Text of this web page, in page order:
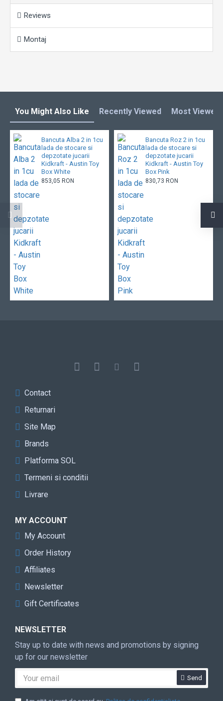
Reviews
Montaj
You Might Also Like Recently Viewed Most Viewed
Bancuta Alba 2 in 1cu
lada de stocare si
depzotate jucarii
Kidkraft - Austin Toy
Box White
853,05 RON
Bancuta Roz 2 in 1cu
lada de stocare si
depzotate jucarii
Kidkraft - Austin Toy
Box Pink
830,73 RON
Contact
Returnari
Site Map
Brands
Platforma SOL
Termeni si conditii
Livrare
MY ACCOUNT
My Account
Order History
Affiliates
Newsletter
Gift Certificates
NEWSLETTER
Stay up to date with news and promotions by signing
up for our newsletter
Send